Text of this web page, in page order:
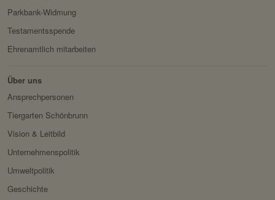
Parkbank-Widmung
Testamentsspende
Ehrenamtlich mitarbeiten
Über uns
Ansprechpersonen
Tiergarten Schönbrunn
Vision & Leitbild
Unternehmenspolitik
Umweltpolitik
Geschichte